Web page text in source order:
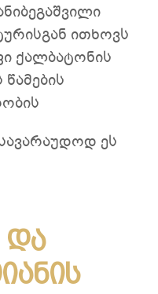
ითხოვს
ქალბატონის
სავარაუდოდ ეს
და